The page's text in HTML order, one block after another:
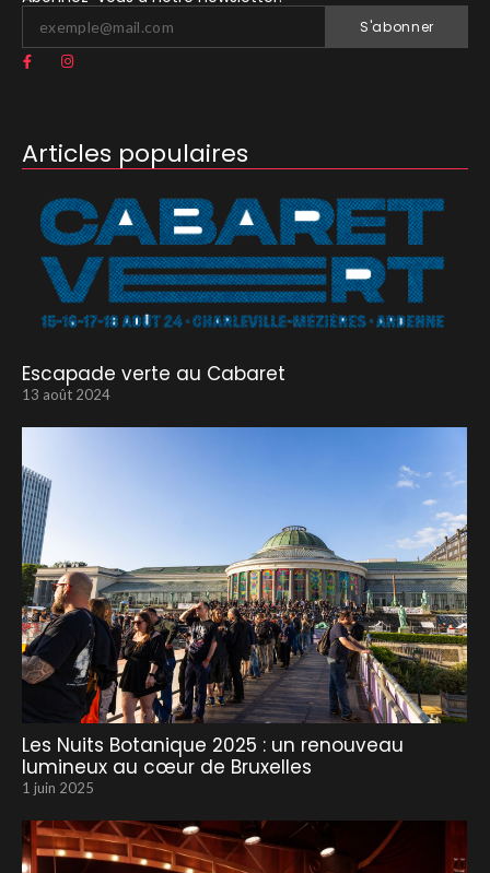
S'abonner
Articles populaires
Escapade verte au Cabaret
13 août 2024
Les Nuits Botanique 2025 : un renouveau
lumineux au cœur de Bruxelles
1 juin 2025